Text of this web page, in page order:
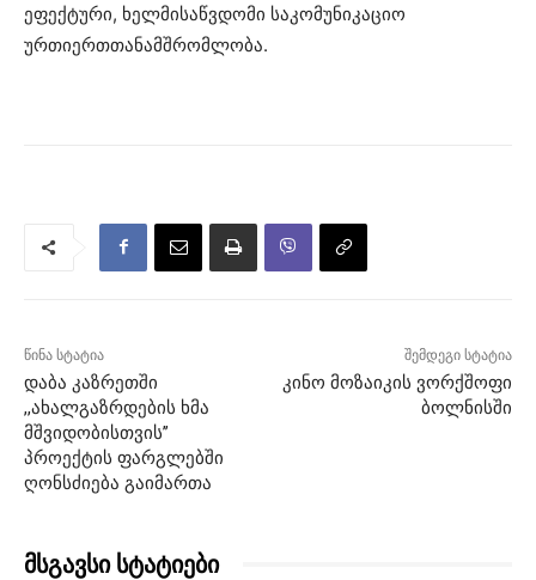
ეფექტური, ხელმისაწვდომი საკომუნიკაციო
ურთიერთთანამშრომლობა.
წინა სტატია
დაბა კაზრეთში
,,ახალგაზრდების ხმა
მშვიდობისთვის’’
პროექტის ფარგლებში
ღონსძიება გაიმართა
შემდეგი სტატია
კინო მოზაიკის ვორქშოფი
ბოლნისში
მსგავსი სტატიები